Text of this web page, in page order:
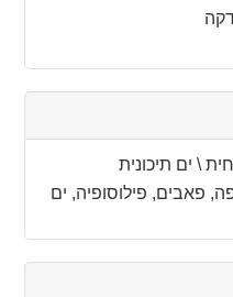
\ ים תיכונית
פאבים, פילוסופיה, ים